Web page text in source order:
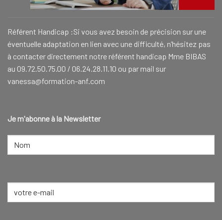
Référent Handicap :Si vous avez besoin de précision sur une
éventuelle adaptation en lien avec une difficulté, n’hésitez pas
à contacter directement notre référent handicap Mme BIBAS
au 09.72.50.75.00 / 06.24.28.11.10 ou par mail sur
vanessa@formation-anf.com
Je m'abonne à la Newsletter
NOM